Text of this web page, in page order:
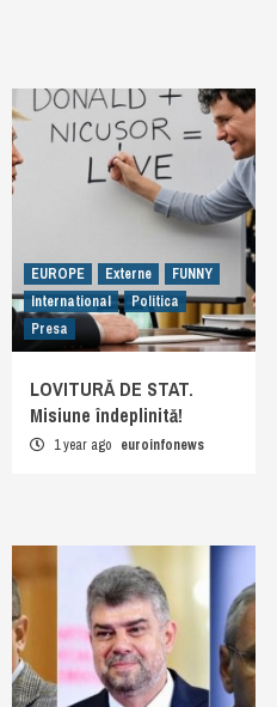
EUROPE Externe
FUNNY
International
Politica
Presa
LOVITURĂ DE STAT.
Misiune îndeplinită!
1 year ago euroinfonews